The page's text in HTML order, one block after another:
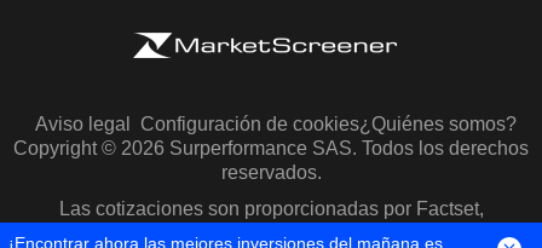
Aviso legal Configuración de cookies¿Quiénes somos?
Copyright © 2026 Surperformance SAS. Todos los derechos
reservados.
Las cotizaciones son proporcionadas por Factset,
Morningstar y S&P Capital IQ
¡Encontrar ahora las mejores inversiones del mañana es